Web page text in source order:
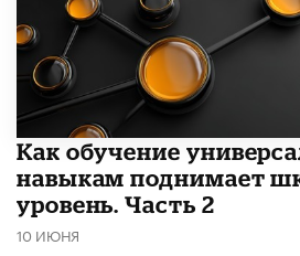
​Как обучение
навыкам поднимает
уровень. Часть 2
10 ИЮНЯ